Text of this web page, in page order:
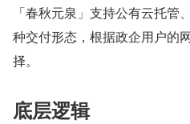
「春秋元泉」支持公有云托管
种交付形态，根据政企用户的
择。
底层逻辑